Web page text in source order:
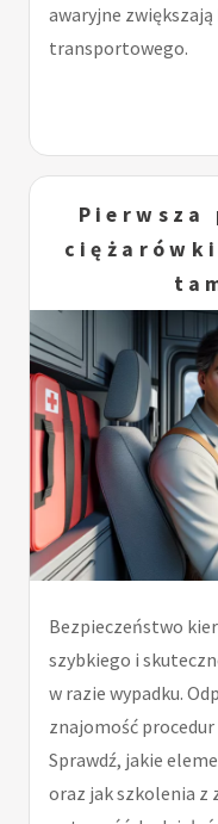
awaryjne
transportowego.
Pierwsza
Bezpieczeństwo
szybkiego i
w razie wypadku.
znajomość
Sprawdź, jakie
oraz jak szkolenia z